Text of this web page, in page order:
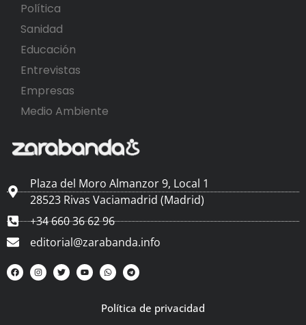
Política
Sanidad
Educación
Entrevistas
Empresas
Medio Ambiente
Plaza del Moro Almanzor 9, Local 1
28523 Rivas Vaciamadrid (Madrid)
+34 660 36 62 96
editorial@zarabanda.info
Política de privacidad